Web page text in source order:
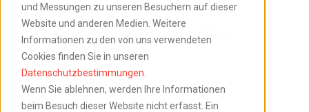
und Messungen zu unseren Besuchern auf dieser
Website und anderen Medien. Weitere
Informationen zu den von uns verwendeten
Cookies finden Sie in unseren
Datenschutzbestimmungen
Wenn Sie ablehnen, werden Ihre Informationen
beim Besuch dieser Website nicht erfasst. Ein
Was istdie SAP BW
Bridge?